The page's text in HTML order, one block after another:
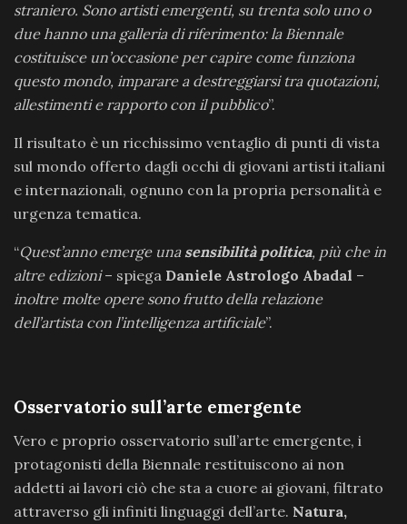
straniero. Sono artisti emergenti, su trenta solo uno o
due hanno una galleria di riferimento: la Biennale
costituisce un’occasione per capire come funziona
questo mondo, imparare a destreggiarsi tra quotazioni,
allestimenti e rapporto con il pubblico”.
Il risultato è un ricchissimo ventaglio di punti di vista
sul mondo offerto dagli occhi di giovani artisti italiani
e internazionali, ognuno con la propria personalità e
urgenza tematica.
“Quest’anno emerge una sensibilità politica, più che in
altre edizioni– spiega Daniele Astrologo Abadal –
inoltre molte opere sono frutto della relazione
dell’artista con l’intelligenza artificiale”.
Osservatorio sull’arte emergente
Vero e proprio osservatorio sull’arte emergente, i
protagonisti della Biennale restituiscono ai non
addetti ai lavori ciò che sta a cuore ai giovani, filtrato
attraverso gli infiniti linguaggi dell’arte. Natura,